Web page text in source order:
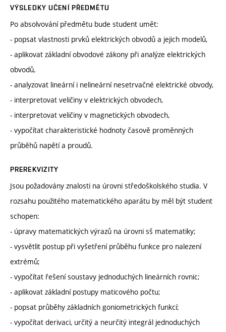
VÝSLEDKY UČENÍ PŘEDMĚTU
Po absolvování předmětu bude student umět:
- popsat vlastnosti prvků elektrických obvodů a jejich modelů,
- aplikovat základní obvodové zákony při analýze elektrických
obvodů,
- analyzovat lineární i nelineární nesetrvačné elektrické obvody,
- interpretovat veličiny v elektrických obvodech,
- interpretovat veličiny v magnetických obvodech,
- vypočítat charakteristické hodnoty časově proměnných
průběhů napětí a proudů.
PREREKVIZITY
Jsou požadovány znalosti na úrovni středoškolského studia. V
rozsahu použitého matematického aparátu by měl být student
schopen:
- úpravy matematických výrazů na úrovni sš matematiky;
- vysvětlit postup při vyšetření průběhu funkce pro nalezení
extrémů;
- vypočítat řešení soustavy jednoduchých lineárních rovnic;
- aplikovat základní postupy maticového počtu;
- popsat průběhy základních goniometrických funkcí;
- vypočítat derivaci, určitý a neurčitý integrál jednoduchých